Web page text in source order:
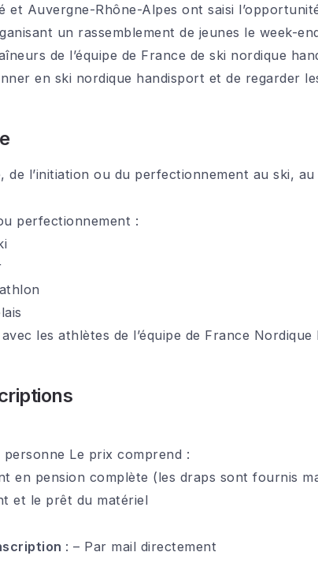
et Auvergne-Rhône-Alpes ont saisi
un rassemblement de jeunes le week-
de l’équipe de France de ski nordique
en ski nordique handisport et de regarder
de l’initiation ou du perfectionnement au ski,
perfectionnement :
les athlètes de l’équipe de France
personne Le prix comprend :
en pension complète (les draps sont fournis
et le prêt du matériel
: – Par mail directement